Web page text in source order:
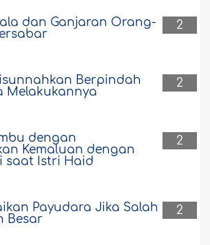
umrah. Setelah
dan sa`i antara Shafa dan
terpisah dengan teman
rambut, saya tidak
untuk pergi ke tukang
21-2-2024
untuk pergi
ayahnya?
2
dan Ganjaran Orang-
2
Berpindah
Melakukannya
2
dengan
Kemaluan dengan
saat Istri Haid
2
Payudara Jika Salah
Besar